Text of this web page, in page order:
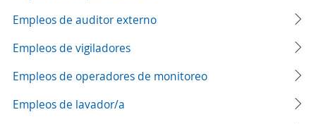
Empleos de auditor externo
Empleos de vigiladores
Empleos de operadores de monitoreo
Empleos de lavador/a